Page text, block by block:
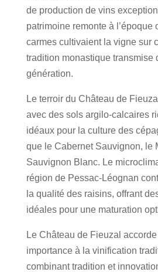
de production de vins
patrimoine remonte à l’époque
carmes cultivaient la vigne sur
tradition monastique transmise
génération.
Le terroir du Château de
avec des sols argilo-calcaires
idéaux pour la culture des
que le Cabernet Sauvignon, le
Sauvignon Blanc. Le
région de Pessac-Léognan
la qualité des raisins, offrant
idéales pour une maturation
Le Château de Fieuzal
importance à la vinification
combinant tradition et